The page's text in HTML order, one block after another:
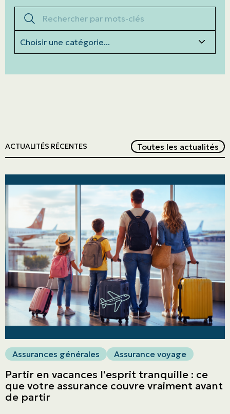
ACTUALITÉS RÉCENTES Toutes les actualités
Assurances générales Assurance voyage
Partir en vacances l'esprit tranquille : ce
que votre assurance couvre vraiment avant
de partir